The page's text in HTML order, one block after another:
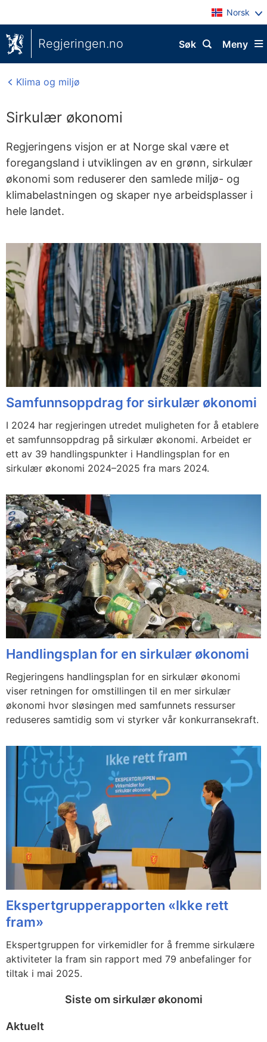
Norsk
Regjeringen.no Meny
Søk
Klima og miljø
Sirkulær økonomi
Regjeringens visjon er at Norge skal være et
foregangsland i utviklingen av en grønn, sirkulær
økonomi som reduserer den samlede miljø- og
klimabelastningen og skaper nye arbeidsplasser i
hele landet.
Samfunnsoppdrag for sirkulær økonomi
I 2024 har regjeringen utredet muligheten for å etablere
et samfunnsoppdrag på sirkulær økonomi. Arbeidet er
ett av 39 handlingspunkter i Handlingsplan for en
sirkulær økonomi 2024–2025 fra mars 2024.
Handlingsplan for en sirkulær økonomi
Regjeringens handlingsplan for en sirkulær økonomi
viser retningen for omstillingen til en mer sirkulær
økonomi hvor sløsingen med samfunnets ressurser
reduseres samtidig som vi styrker vår konkurransekraft.
Ekspertgrupperapporten «Ikke rett
fram»
Ekspertgruppen for virkemidler for å fremme sirkulære
aktiviteter la fram sin rapport med 79 anbefalinger for
tiltak i mai 2025.
Siste om sirkulær økonomi
Aktuelt